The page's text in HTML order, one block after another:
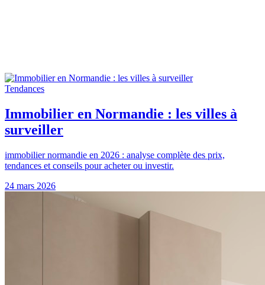
Tendances
Immobilier en Normandie : les villes à
surveiller
immobilier normandie en 2026 : analyse complète des prix,
tendances et conseils pour acheter ou investir.
24 mars 2026